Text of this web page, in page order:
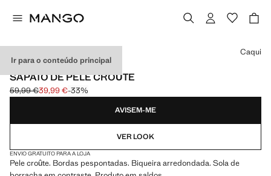
Ir para o conteúdo principal
PELE
SAPATO DE PELE CROÛTE
Preço inicial riscado [59,99 € ]
59,99 €
Preço atual [39,99 € ]
39,99 €-33%
Selecione uma cor
Caqui
AVISEM-ME
VER LOOK
ENVIO GRATUITO PARA A LOJA
Pele croûte. Bordas pespontadas. Biqueira arredondada. Sola de